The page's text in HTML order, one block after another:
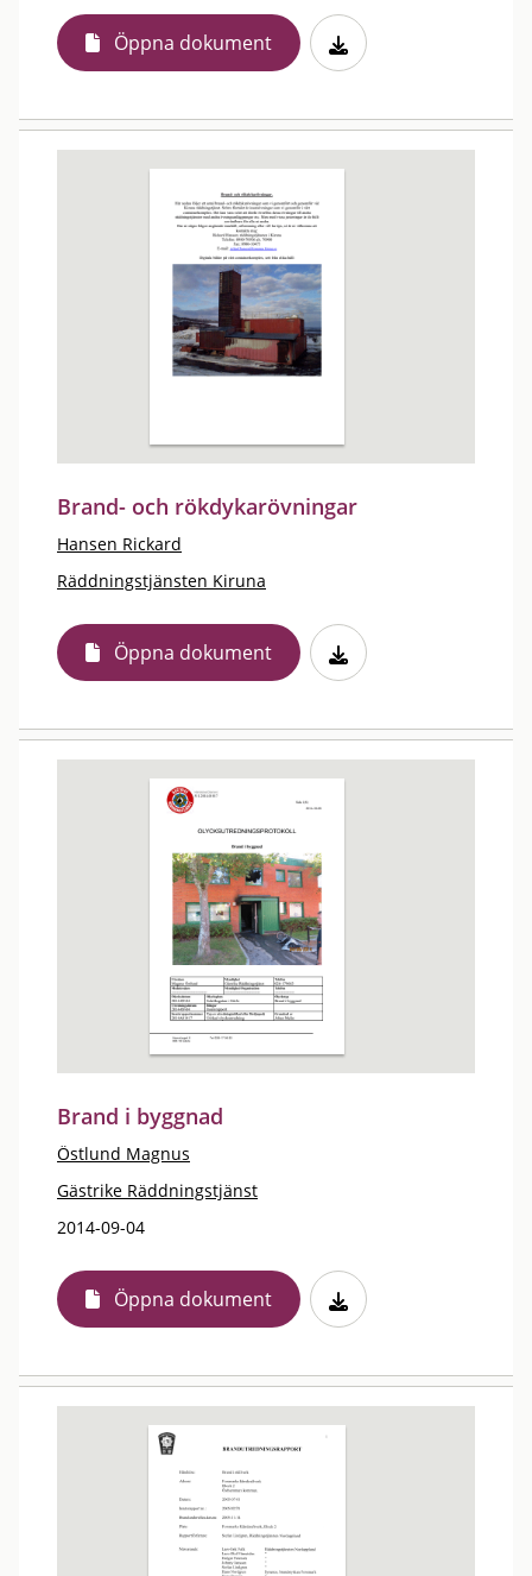
Öppna dokument
Brand- och rökdykarövningar
Hansen Rickard
Räddningstjänsten Kiruna
Öppna dokument
Brand i byggnad
Östlund Magnus
Gästrike Räddningstjänst
2014-09-04
Öppna dokument